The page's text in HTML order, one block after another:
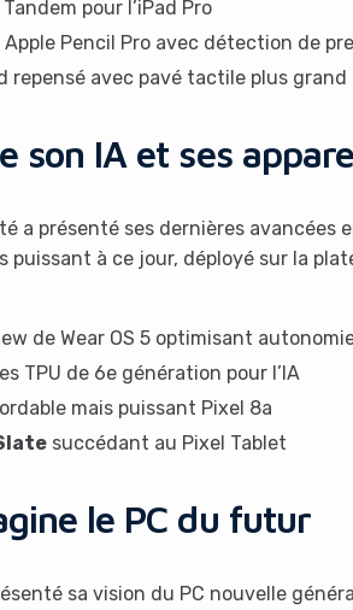
pour l’iPad Pro
Pencil Pro avec détection de
repensé avec pavé tactile plus grand
son IA et ses
a présenté ses dernières avancées
puissant à ce jour, déployé sur la
de Wear OS 5 optimisant
TPU de 6e génération pour l’IA
mais puissant Pixel 8a
succédant au Pixel Tablet
le PC du futur
sa vision du PC nouvelle
It looks like